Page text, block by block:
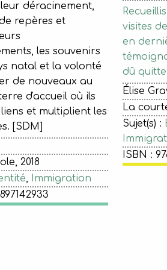
déracinement,
repères et
les souvenirs
natal et la volonté
de nouveaux au
d'accueil où ils
et multiplient les
[SDM]
2018
,
Immigration
visites
en
dû
Élise
La
Sujet(s) :
ISBN :